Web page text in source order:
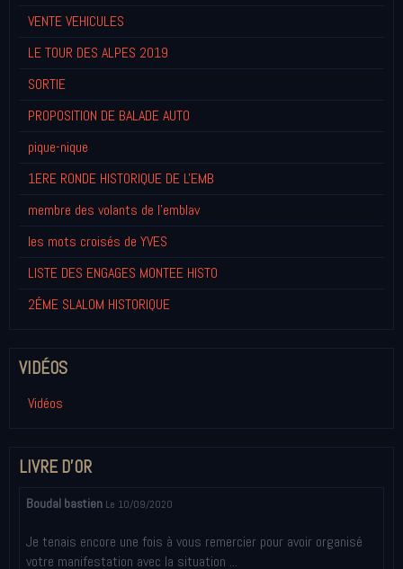
VENTE VEHICULES
LE TOUR DES ALPES 2019
SORTIE
PROPOSITION DE BALADE AUTO
pique-nique
1ERE RONDE HISTORIQUE DE L'EMB
membre des volants de l'emblav
les mots croisés de YVES
LISTE DES ENGAGES MONTEE HISTO
2ÉME SLALOM HISTORIQUE
VIDÉOS
Vidéos
LIVRE D'OR
Boudal bastien Le 10/09/2020
Je tenais encore une fois à vous remercier pour avoir organisé
votre manifestation avec la situation ...